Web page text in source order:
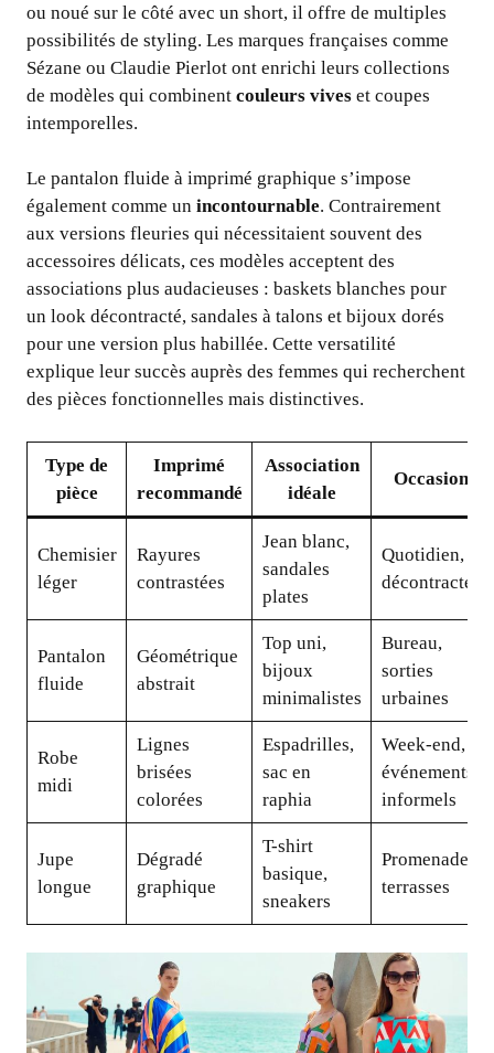
ou noué sur le côté avec un short, il offre de multiples
possibilités de styling. Les marques françaises comme
Sézane ou Claudie Pierlot ont enrichi leurs collections
de modèles qui combinent couleurs vives et coupes
intemporelles.
Le pantalon fluide à imprimé graphique s’impose
également comme un incontournable. Contrairement
aux versions fleuries qui nécessitaient souvent des
accessoires délicats, ces modèles acceptent des
associations plus audacieuses : baskets blanches pour
un look décontracté, sandales à talons et bijoux dorés
pour une version plus habillée. Cette versatilité
explique leur succès auprès des femmes qui recherchent
des pièces fonctionnelles mais distinctives.
Type de
pièce
Imprimé
recommandé
Association
idéale
Occasion
Chemisier
léger
Rayures
contrastées
Jean blanc,
sandales
plates
Quotidien,
décontracté
Pantalon
fluide
Géométrique
abstrait
Top uni,
bijoux
minimalistes
Bureau,
sorties
urbaines
Robe
midi
Lignes
brisées
colorées
Espadrilles,
sac en
raphia
Week-end,
événements
informels
Jupe
longue
Dégradé
graphique
T-shirt
basique,
sneakers
Promenades,
terrasses